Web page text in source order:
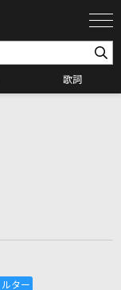
歌詞